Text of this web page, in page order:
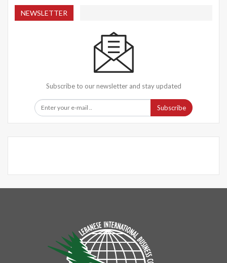
NEWSLETTER
Subscribe to our newsletter and stay updated
Subscribe